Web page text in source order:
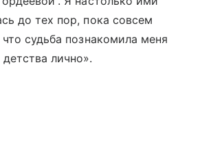
до тех пор, пока совсем
судьба познакомила меня
лично».